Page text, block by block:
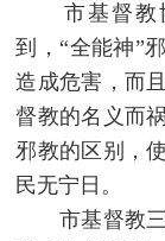
市基督教协
到，“全能神”
造成危害，而
督教的名义而
邪教的区别，
民无宁日。
市基督教三